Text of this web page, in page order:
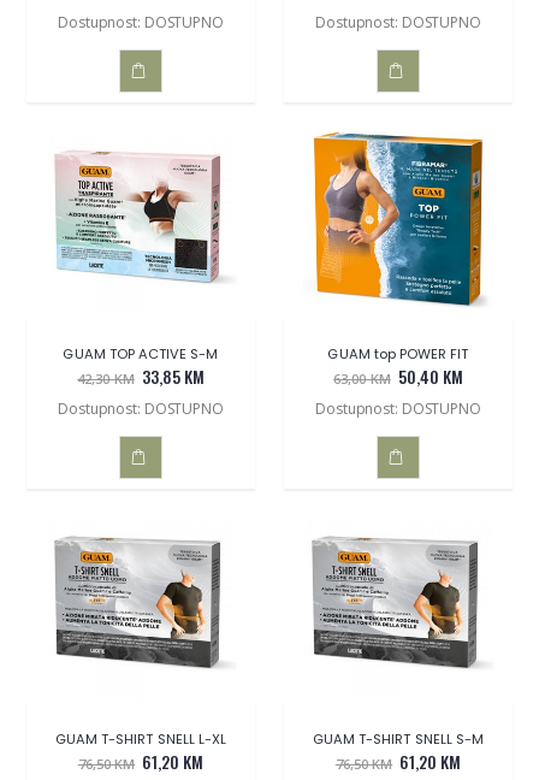
Dostupnost: DOSTUPNO
U
KOŠARICU
Dostupnost: DOSTUPNO
U
KOŠARICU
GUAM TOP ACTIVE S-M
42,30 KM 33,85 KM
Dostupnost: DOSTUPNO
U
KOŠARICU
GUAM top POWER FIT
63,00 KM 50,40 KM
Dostupnost: DOSTUPNO
U
KOŠARICU
GUAM T-SHIRT SNELL L-XL
76,50 KM 61,20 KM
GUAM T-SHIRT SNELL S-M
76,50 KM 61,20 KM